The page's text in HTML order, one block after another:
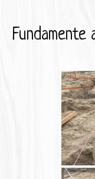
Fundamente